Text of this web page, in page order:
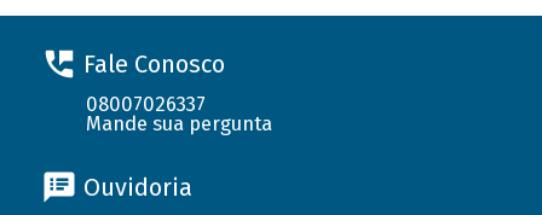
Fale Conosco
08007026337
Mande sua pergunta
Ouvidoria